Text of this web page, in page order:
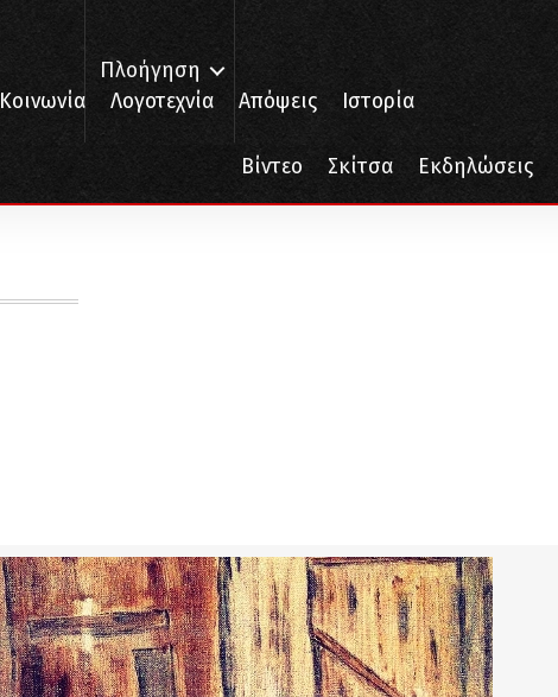
Πλοήγηση
Κοινωνία Λογοτεχνία Απόψεις Ιστορία
Βίντεο Σκίτσα Εκδηλώσεις